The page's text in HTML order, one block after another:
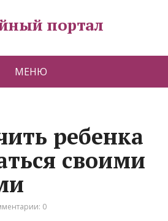
портал
МЕНЮ
ребенка
своими
0